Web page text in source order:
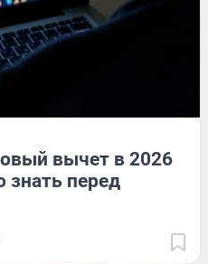
вычет в 2026
знать перед